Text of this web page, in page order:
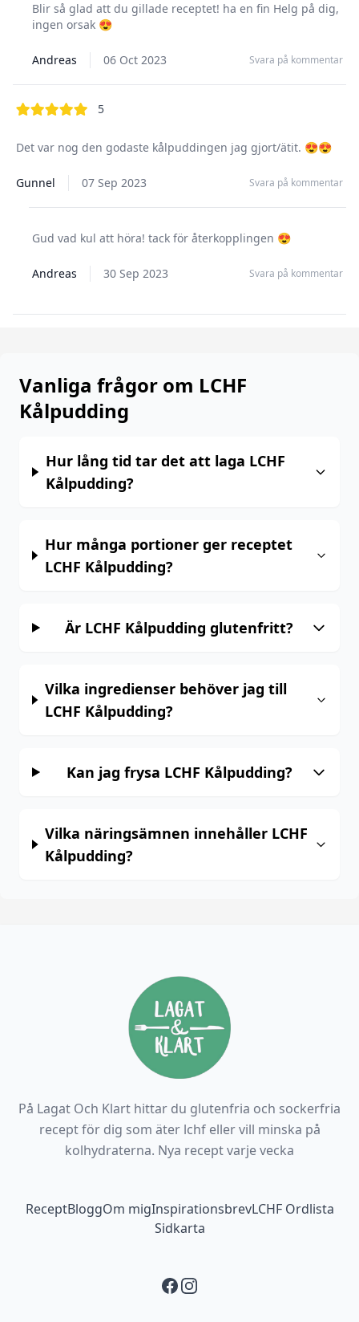
Blir så glad att du gillade receptet! ha en fin Helg på dig,
ingen orsak 😍
Andreas 06 Oct 2023 Svara på kommentar
5out of 5 stars
Det var nog den godaste kålpuddingen jag gjort/ätit. 😍😍
Gunnel 07 Sep 2023 Svara på kommentar
Gud vad kul att höra! tack för återkopplingen 😍
Andreas 30 Sep 2023 Svara på kommentar
Vanliga frågor om LCHF
Kålpudding
Hur lång tid tar det att laga LCHF
Kålpudding?
Hur många portioner ger receptet
LCHF Kålpudding?
Är LCHF Kålpudding glutenfritt?
Vilka ingredienser behöver jag till
LCHF Kålpudding?
Kan jag frysa LCHF Kålpudding?
Vilka näringsämnen innehåller LCHF
Kålpudding?
På Lagat Och Klart hittar du glutenfria och sockerfria
recept för dig som äter lchf eller vill minska på
kolhydraterna. Nya recept varje vecka
Footer navigation
ReceptBloggOm migInspirationsbrevLCHF Ordlista
Sidkarta
Facebook
Instagram